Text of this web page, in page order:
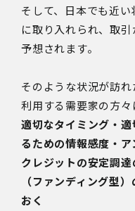
そして、日本でも近
に取り入れられ、取
予想されます。
そのような状況が訪
利用する需要家の方々
適切なタイミング・
るための情報感度・ア
クレジットの安定調
（ファンディング型
おく